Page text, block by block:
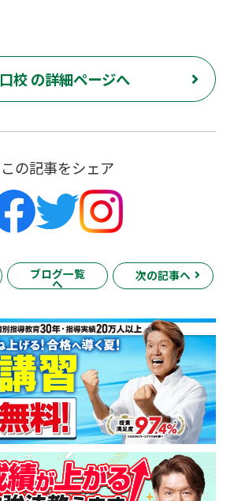
校 の詳細ページへ
この記事をシェア
ブログ一覧
へ
次の記事へ